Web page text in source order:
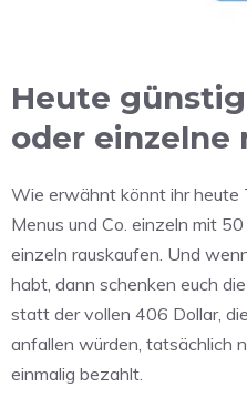
Heute
oder einzelne
Wie erwähnt könnt ihr heute
Menus und Co. einzeln mit
einzeln rauskaufen. Und
habt, dann schenken euch
statt der vollen 406 Dollar,
anfallen würden, tatsächlich
einmalig bezahlt.